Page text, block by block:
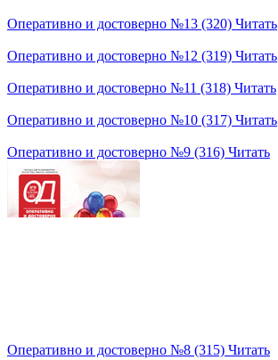
Оперативно и достоверно №13 (320) Читать
Оперативно и достоверно №12 (319) Читать
Оперативно и достоверно №11 (318) Читать
Оперативно и достоверно №10 (317) Читать
Оперативно и достоверно №9 (316) Читать
Оперативно и достоверно №8 (315) Читать